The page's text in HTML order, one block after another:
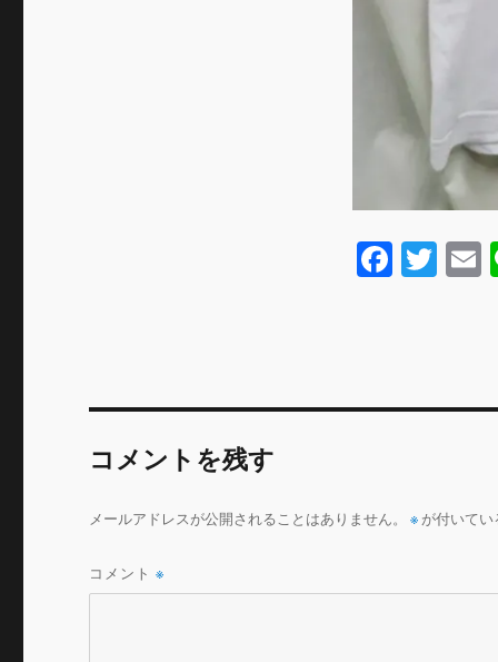
F
b
k
T
r
コメントを残す
メールアドレスが公開されることはありません。 ※ が付いて
コメント※